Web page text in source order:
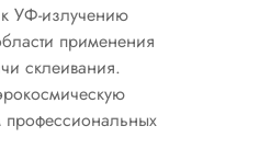
к УФ-излучению
применения
склеивания.
профессиональных